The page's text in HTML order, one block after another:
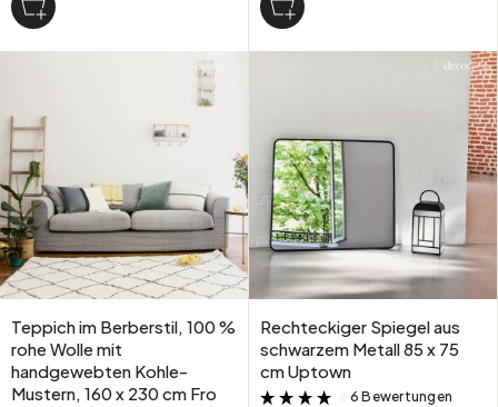
Teppich im Berberstil, 100 %
rohe Wolle mit
handgewebten Kohle-
Mustern, 160 x 230 cm Fro
Rechteckiger Spiegel aus
schwarzem Metall 85 x 75
cm Uptown
&
6 Bewertungen